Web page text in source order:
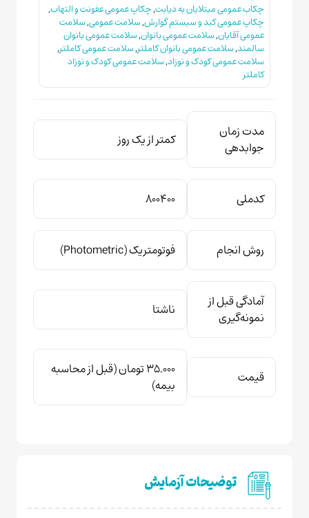
چکاب عمومی مبتلایان به دیابت,چکاپ عمومی عفونت و التهاب,
چکاپ عمومی کبد و سیستم گوارش,سلامت عمومی,سلامت
عمومی آقایان,سلامت عمومی بانوان,سلامت عمومی بانوان
سالمند,سلامت عمومی بانوان کاملتر,سلامت عمومی کاملتر,
سلامت عمومی کودک و نوزاد,سلامت عمومی کودک و نوزاد
کاملتر
مدت زمان
جوابدهی
کمتر از یک روز
کدملی ۸۰۰۴۰۰
روش انجام فوتومتریک (Photometric)
آمادگی قبل از
نمونه‌گیری
ناشتا
قیمت
۳۵.۰۰۰ تومان (قبل از محاسبه
بیمه)
توضیحات آزمایش